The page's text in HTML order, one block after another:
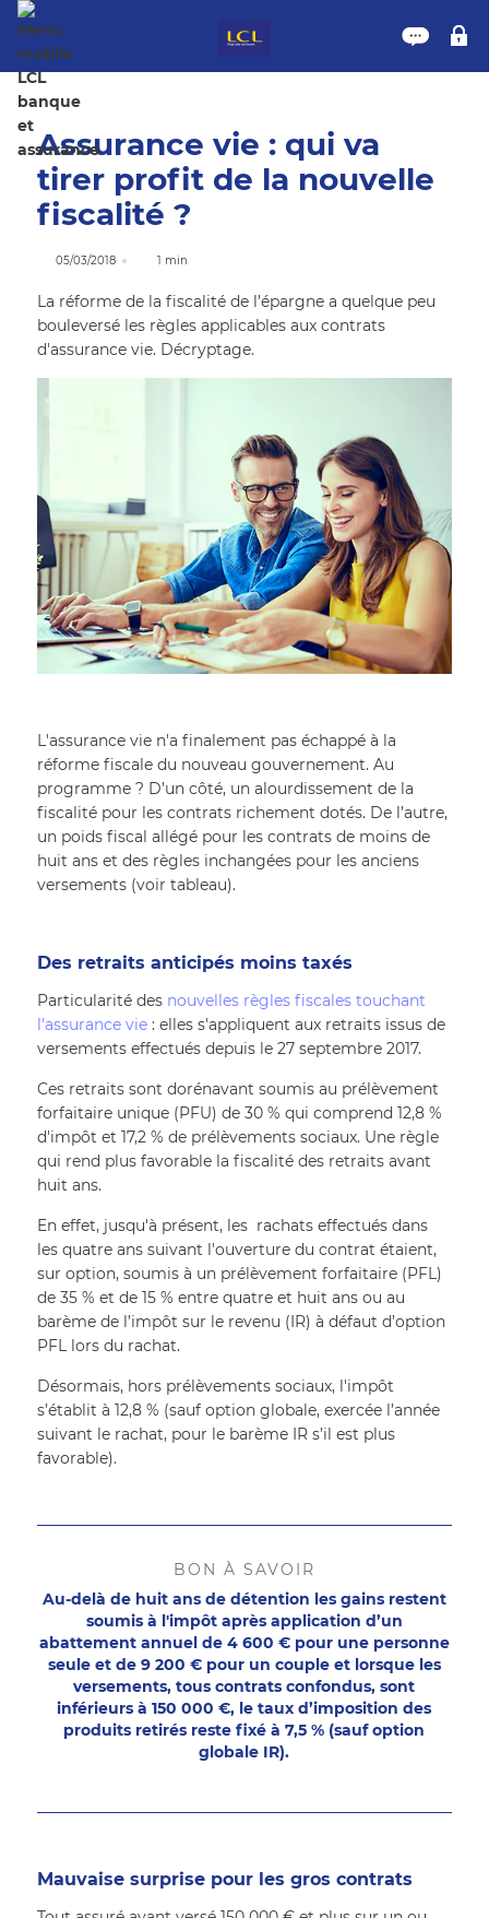
Assurance vie : qui va
tirer profit de la nouvelle
fiscalité ?
05/03/2018 1 min
La réforme de la fiscalité de l’épargne a quelque peu
bouleversé les règles applicables aux contrats
d'assurance vie. Décryptage.
L'assurance vie n'a finalement pas échappé à la
réforme fiscale du nouveau gouvernement. Au
programme ? D’un côté, un alourdissement de la
fiscalité pour les contrats richement dotés. De l’autre,
un poids fiscal allégé pour les contrats de moins de
huit ans et des règles inchangées pour les anciens
versements (voir tableau).
Des retraits anticipés moins taxés
Particularité des nouvelles règles fiscales touchant
l'assurance vie : elles s'appliquent aux retraits issus de
versements effectués depuis le 27 septembre 2017.
Ces retraits sont dorénavant soumis au prélèvement
forfaitaire unique (PFU) de 30 % qui comprend 12,8 %
d'impôt et 17,2 % de prélèvements sociaux. Une règle
qui rend plus favorable la fiscalité des retraits avant
huit ans.
En effet, jusqu'à présent, les  rachats effectués dans
les quatre ans suivant l'ouverture du contrat étaient,
sur option, soumis à un prélèvement forfaitaire (PFL)
de 35 % et de 15 % entre quatre et huit ans ou au
barème de l’impôt sur le revenu (IR) à défaut d’option
PFL lors du rachat.
Désormais, hors prélèvements sociaux, l'impôt
s’établit à 12,8 % (sauf option globale, exercée l’année
suivant le rachat, pour le barème IR s’il est plus
favorable).
BON À SAVOIR
Au-delà de huit ans de détention les gains restent
soumis à l'impôt après application d’un
abattement annuel de 4 600 € pour une personne
seule et de 9 200 € pour un couple et lorsque les
versements, tous contrats confondus, sont
inférieurs à 150 000 €, le taux d’imposition des
produits retirés reste fixé à 7,5 % (sauf option
globale IR).
Mauvaise surprise pour les gros contrats